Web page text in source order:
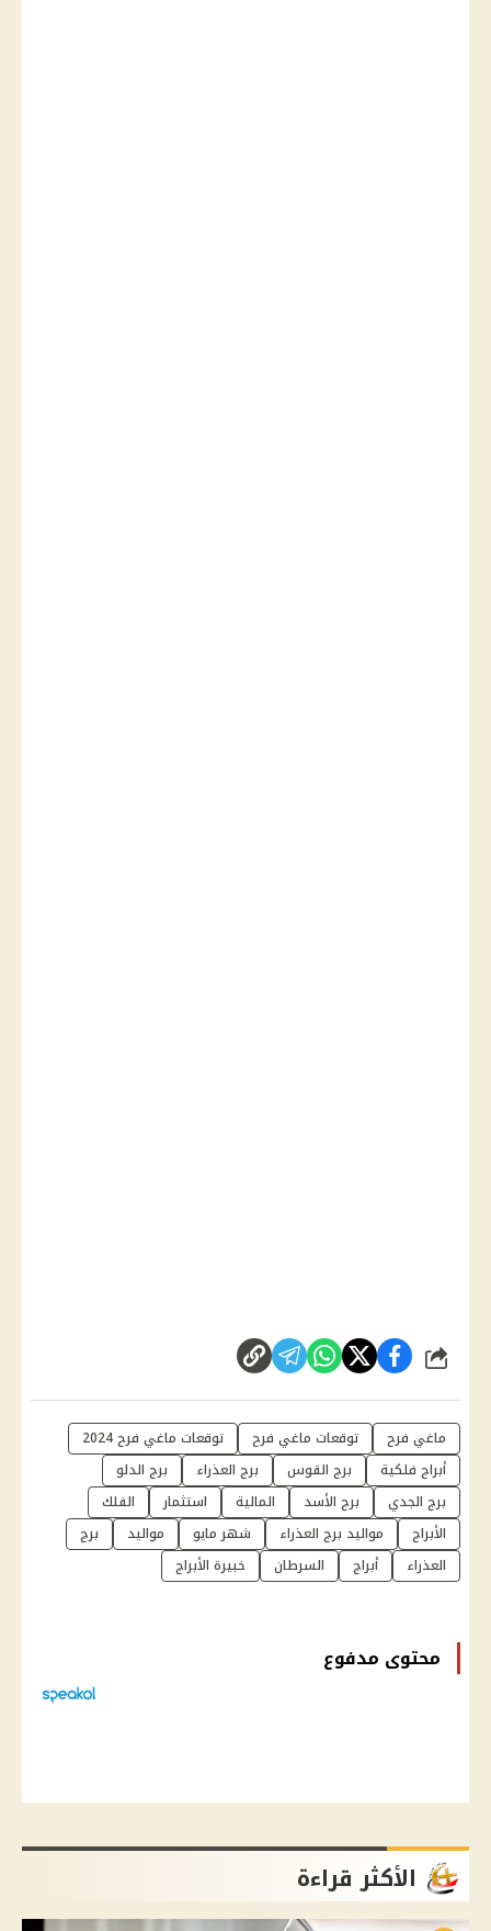
شارك
ماغي فرح توقعات ماغي فرح
توقعات ماغي فرح 2024
أبراج فلكية
برج القوس برج العذراء
برج الدلو
برج الجدي
برج الأسد المالية استثمار
الفلك
الأبراج
مواليد برج العذراء شهر مايو مواليد
برج
العذراء
أبراج السرطان خبيرة الأبراج
محتوى مدفوع
الأكثر قراءة